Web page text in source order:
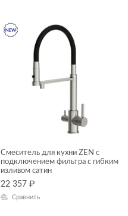
Смеситель для кухни ZEN с
подключением фильтра с гибким
изливом сатин
22 357 ₽
Сравнить